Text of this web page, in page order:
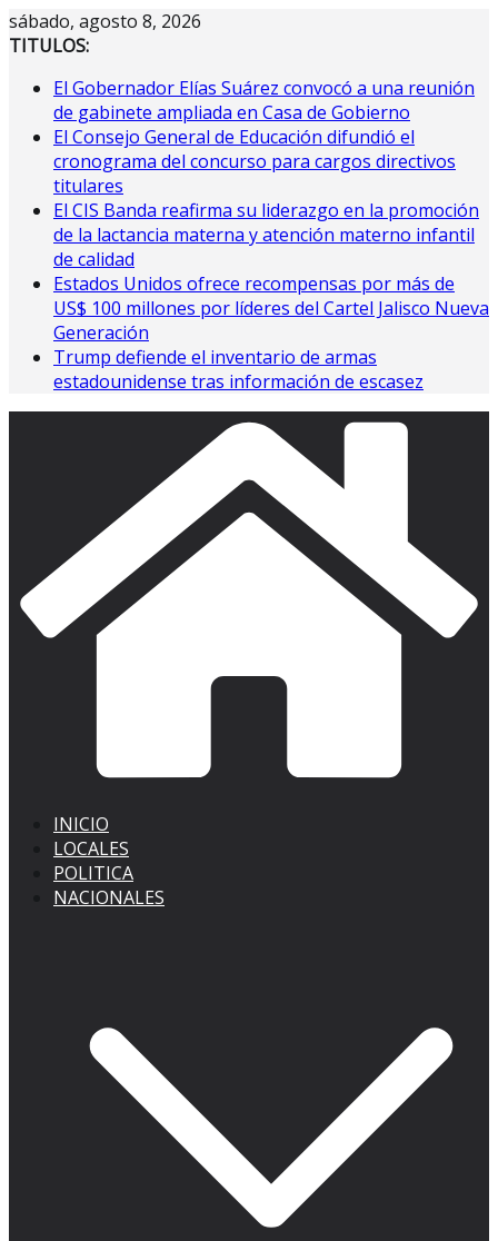
Saltar
al
sábado, agosto 8, 2026
TITULOS:
El Gobernador Elías Suárez convocó a una reunión
de gabinete ampliada en Casa de Gobierno
El Consejo General de Educación difundió el
cronograma del concurso para cargos directivos
titulares
El CIS Banda reafirma su liderazgo en la promoción
de la lactancia materna y atención materno infantil
de calidad
Estados Unidos ofrece recompensas por más de
US$ 100 millones por líderes del Cartel Jalisco Nueva
Generación
Trump defiende el inventario de armas
estadounidense tras información de escasez
INICIO
LOCALES
POLITICA
NACIONALES